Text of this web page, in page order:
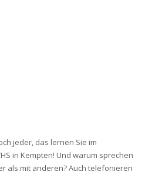
jeder, das lernen Sie im
in Kempten! Und warum sprechen
als mit anderen? Auch telefonieren